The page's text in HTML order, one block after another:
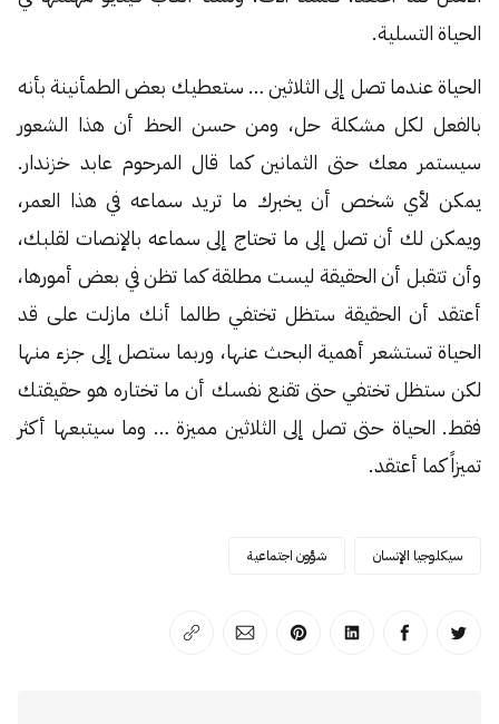
الحياة التسلية.
الحياة عندما تصل إلى الثلاثين … ستعطيك بعض الطمأنينة بأنه
بالفعل لكل مشكلة حل، ومن حسن الحظ أن هذا الشعور
سيستمر معك حتى الثمانين كما قال المرحوم عابد خزندار.
يمكن لأي شخص أن يخبرك ما تريد سماعه في هذا العمر،
ويمكن لك أن تصل إلى ما تحتاج إلى سماعه بالإنصات لقلبك،
وأن تتقبل أن الحقيقة ليست مطلقة كما تظن في بعض أمورها،
أعتقد أن الحقيقة ستظل تختفي طالما أنك مازلت على قد
الحياة تستشعر أهمية البحث عنها، وربما ستصل إلى جزء منها
لكن ستظل تختفي حتى تقنع نفسك أن ما تختاره هو حقيقتك
فقط. الحياة حتى تصل إلى الثلاثين مميزة … وما سيتبعها أكثر
تميزاً كما أعتقد.
سيكلوجيا الإنسان شؤون اجتماعية
انشر على تويترانشر على الفيسبوك
انشر على لينكد إن
انشر على بينترست
انشر على الإيميل
انسخ الرابط